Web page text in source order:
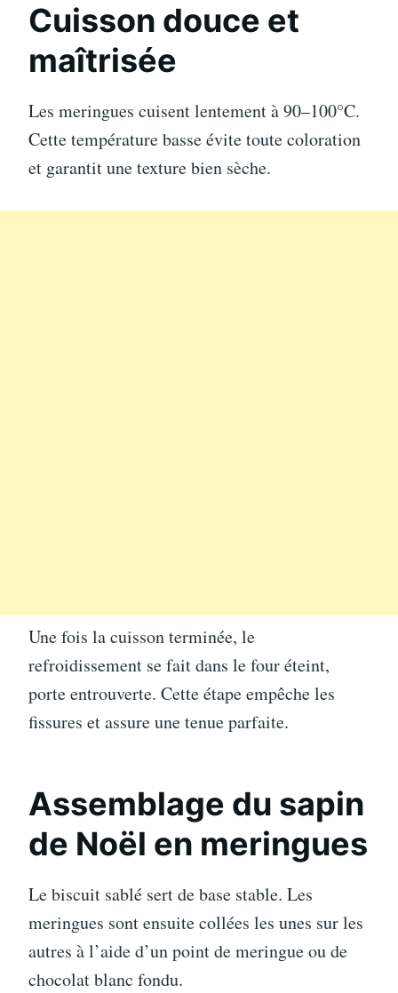
Cuisson douce et
maîtrisée
Les meringues cuisent lentement à 90–100°C.
Cette température basse évite toute coloration
et garantit une texture bien sèche.
Une fois la cuisson terminée, le
refroidissement se fait dans le four éteint,
porte entrouverte. Cette étape empêche les
fissures et assure une tenue parfaite.
Assemblage du sapin
de Noël en meringues
Le biscuit sablé sert de base stable. Les
meringues sont ensuite collées les unes sur les
autres à l’aide d’un point de meringue ou de
chocolat blanc fondu.